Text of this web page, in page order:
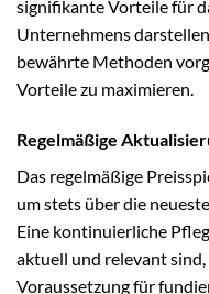
signifikante Vorteile für
Unternehmens
bewährte Methoden
Vorteile zu maximieren.
Regelmäßige
Das regelmäßige
um stets über die
Eine kontinuierliche
aktuell und relevant
Voraussetzung für